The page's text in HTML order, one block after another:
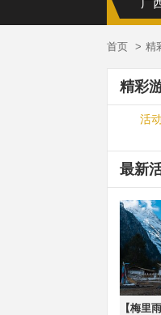
广
首页 精
精彩
活
最新